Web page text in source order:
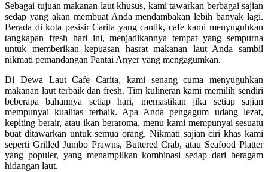
Sebagai tujuan makanan laut khusus, kami tawarkan berbagai sajian
sedap yang akan membuat Anda mendambakan lebih banyak lagi.
Berada di kota pesisir Carita yang cantik, cafe kami menyuguhkan
tangkapan fresh hari ini, menjadikannya tempat yang sempurna
untuk memberikan kepuasan hasrat makanan laut Anda sambil
nikmati pemandangan Pantai Anyer yang mengagumkan.
Di Dewa Laut Cafe Carita, kami senang cuma menyuguhkan
makanan laut terbaik dan fresh. Tim kulineran kami memilih sendiri
beberapa bahannya setiap hari, memastikan jika setiap sajian
mempunyai kualitas terbaik. Apa Anda pengagum udang lezat,
kepiting berair, atau ikan beraroma, menu kami mempunyai sesuatu
buat ditawarkan untuk semua orang. Nikmati sajian ciri khas kami
seperti Grilled Jumbo Prawns, Buttered Crab, atau Seafood Platter
yang populer, yang menampilkan kombinasi sedap dari beragam
hidangan laut.